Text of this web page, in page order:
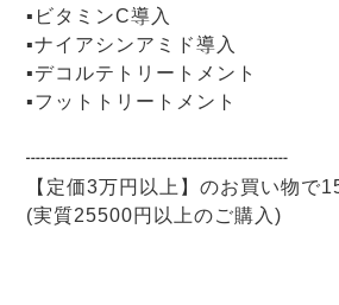
▪ビタミンC導入
▪ナイアシンアミド導入
▪デコルテトリートメント
▪フットトリートメント
┉┉┉┉┉┉┉┉┉┉┉┉┉
【定価3万円以上】のお買い物で
(実質25500円以上のご購入)